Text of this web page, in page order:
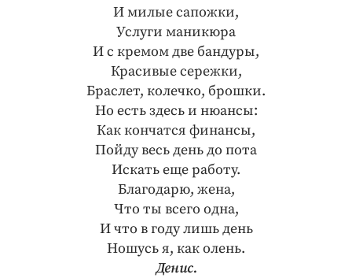
И милые сапожки,
Услуги маникюра
И с кремом две бандуры,
Красивые сережки,
Браслет, колечко, брошки.
Но есть здесь и нюансы:
Как кончатся финансы,
Пойду весь день до пота
Искать еще работу.
Благодарю, жена,
Что ты всего одна,
И что в году лишь день
Ношусь я, как олень.
Денис.